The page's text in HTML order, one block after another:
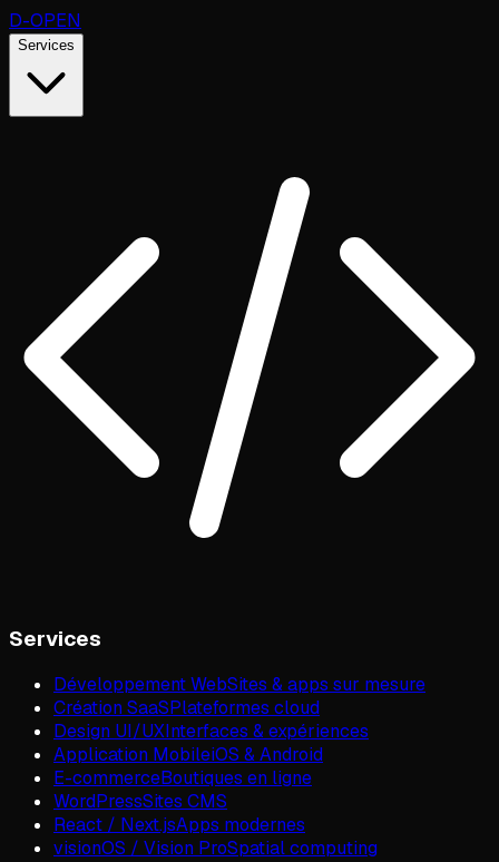
D-OPEN
Services
Services
Développement WebSites & apps sur mesure
Création SaaSPlateformes cloud
Design UI/UXInterfaces & expériences
Application MobileiOS & Android
E-commerceBoutiques en ligne
WordPressSites CMS
React / Next.jsApps modernes
visionOS / Vision ProSpatial computing